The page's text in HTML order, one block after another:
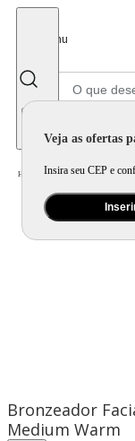
Menu
Veja as ofertas
Insira seu CEP e
Home Saúde e Beleza / Maquiagem
Bronzeador
Medium Warm